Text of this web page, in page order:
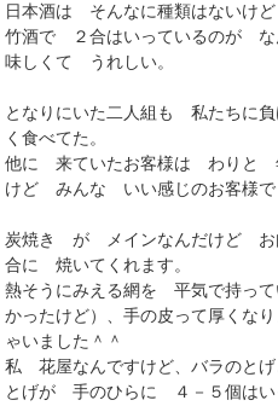
日本酒は そんなに種類はないけど
竹酒で ２合はいっているのが
味しくて うれしい。
となりにいた二人組も 私たちに
く食べてた。
他に 来ていたお客様は わりと
けど みんな いい感じのお客様で
炭焼き が メインなんだけど
合に 焼いてくれます。
熱そうにみえる網を 平気で持っ
かったけど）、手の皮って厚く
ゃいました＾＾
私 花屋なんですけど、バラのと
とげが 手のひらに ４－５個は